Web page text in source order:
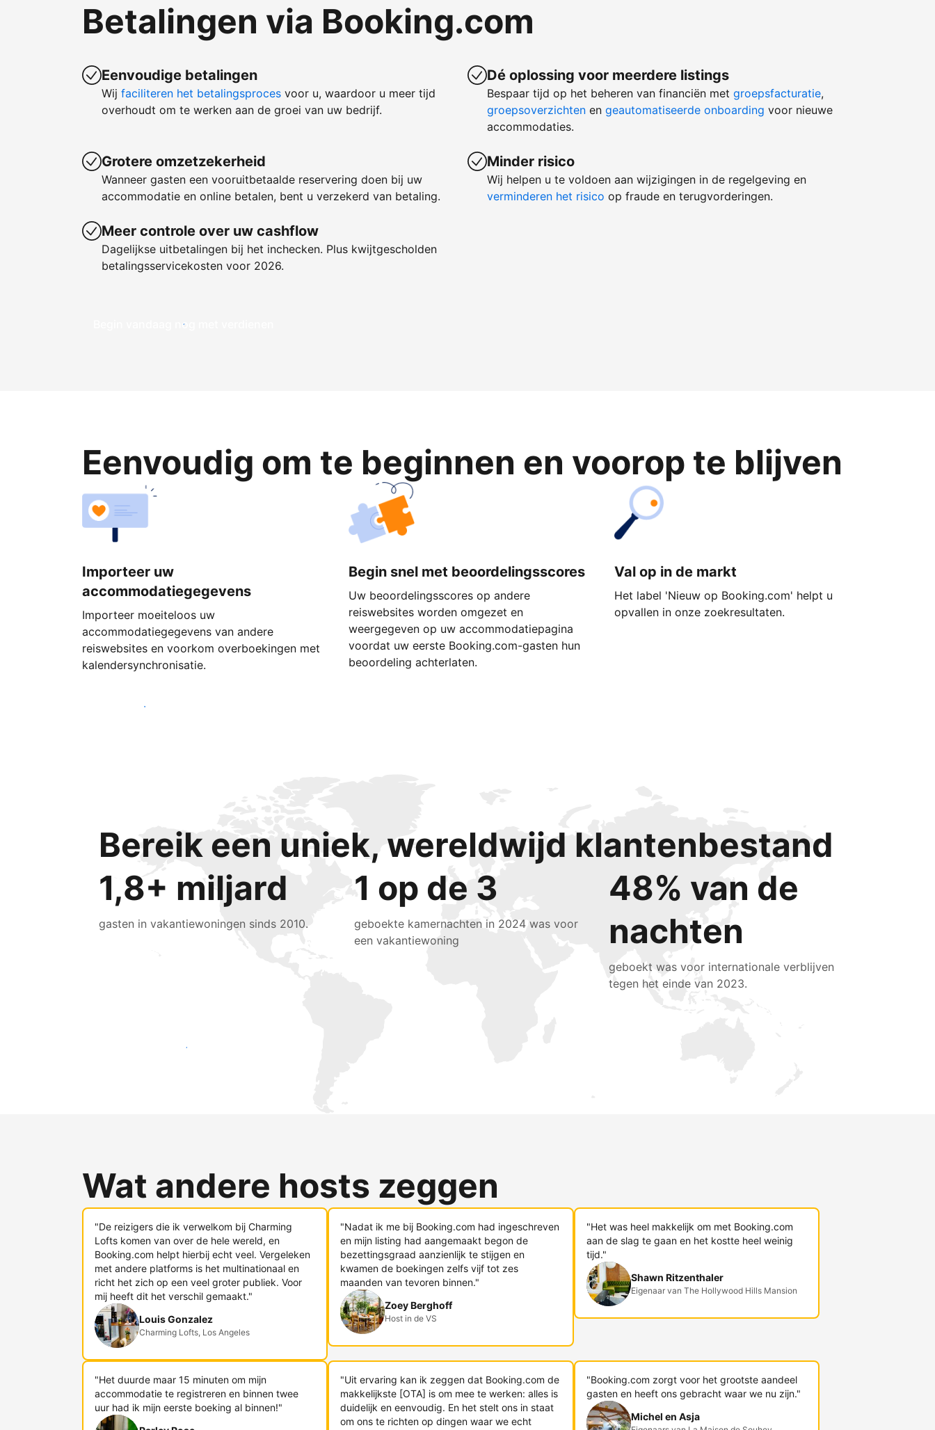
Betalingen via Booking.com
Eenvoudige betalingen
Wij faciliteren het betalingsproces voor u, waardoor u meer tijd
overhoudt om te werken aan de groei van uw bedrijf.
Grotere omzetzekerheid
Wanneer gasten een vooruitbetaalde reservering doen bij uw
accommodatie en online betalen, bent u verzekerd van betaling.
Meer controle over uw cashflow
Dagelijkse uitbetalingen bij het inchecken. Plus kwijtgescholden
betalingsservicekosten voor 2026.
Dé oplossing voor meerdere listings
Bespaar tijd op het beheren van financiën met groepsfacturatie,
groepsoverzichten en geautomatiseerde onboarding voor nieuwe
accommodaties.
Minder risico
Wij helpen u te voldoen aan wijzigingen in de regelgeving en
verminderen het risico op fraude en terugvorderingen.
Begin vandaag nog met verdienen
Eenvoudig om te beginnen en voorop te blijven
Importeer uw
accommodatiegegevens
Importeer moeiteloos uw
accommodatiegegevens van andere
reiswebsites en voorkom overboekingen met
kalendersynchronisatie.
Begin snel met beoordelingsscores
Uw beoordelingsscores op andere
reiswebsites worden omgezet en
weergegeven op uw accommodatiepagina
voordat uw eerste Booking.com-gasten hun
beoordeling achterlaten.
Val op in de markt
Het label 'Nieuw op Booking.com' helpt u
opvallen in onze zoekresultaten.
Begin vandaag nog
Bereik een uniek, wereldwijd klantenbestand
1,8+ miljard
gasten in vakantiewoningen sinds 2010.
1 op de 3
geboekte kamernachten in 2024 was voor
een vakantiewoning
48% van de
nachten
geboekt was voor internationale verblijven
tegen het einde van 2023.
Bereik vandaag nog nieuwe gasten
Wat andere hosts zeggen
"De reizigers die ik verwelkom bij Charming
Lofts komen van over de hele wereld, en
Booking.com helpt hierbij echt veel. Vergeleken
met andere platforms is het multinationaal en
richt het zich op een veel groter publiek. Voor
mij heeft dit het verschil gemaakt."
Louis Gonzalez
Charming Lofts, Los Angeles
"Nadat ik me bij Booking.com had ingeschreven
en mijn listing had aangemaakt begon de
bezettingsgraad aanzienlijk te stijgen en
kwamen de boekingen zelfs vijf tot zes
maanden van tevoren binnen."
Zoey Berghoff
Host in de VS
"Het was heel makkelijk om met Booking.com
aan de slag te gaan en het kostte heel weinig
tijd."
Shawn Ritzenthaler
Eigenaar van The Hollywood Hills Mansion
"Het duurde maar 15 minuten om mijn
accommodatie te registreren en binnen twee
uur had ik mijn eerste boeking al binnen!"
"Uit ervaring kan ik zeggen dat Booking.com de
makkelijkste [OTA] is om mee te werken: alles is
duidelijk en eenvoudig. En het stelt ons in staat
om ons te richten op dingen waar we echt
"Booking.com zorgt voor het grootste aandeel
gasten en heeft ons gebracht waar we nu zijn."
Michel en Asja